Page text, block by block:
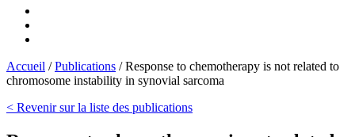
Accueil /Publications /Response to chemotherapy is not related to
chromosome instability in synovial sarcoma
< Revenir sur la liste des publications